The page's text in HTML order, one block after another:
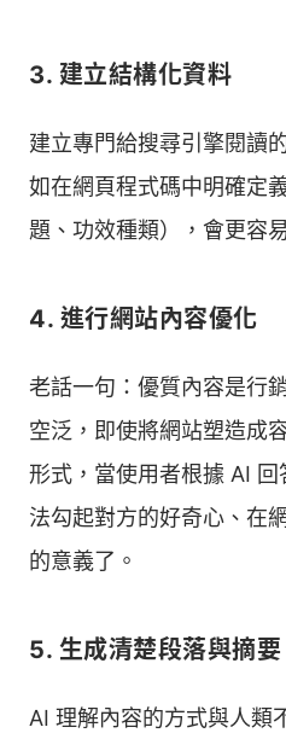
3. 建立結構化資料
建立專門給搜尋引擎閱讀
如在網頁程式碼中明確定
題、功效種類），會更容
4. 進行網站內容優化
老話一句：優質內容是行
空泛，即使將網站塑造成
形式，當使用者根據 AI
法勾起對方的好奇心、在
的意義了。
5. 生成清楚段落與摘要
AI 理解內容的方式與人類